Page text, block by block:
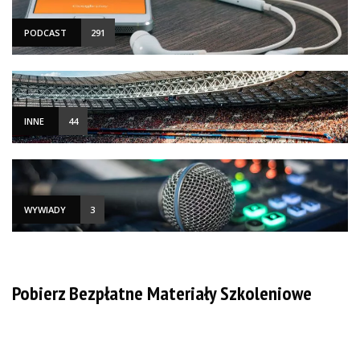
PODCAST 291
INNE 44
WYWIADY 3
Pobierz Bezpłatne Materiały Szkoleniowe